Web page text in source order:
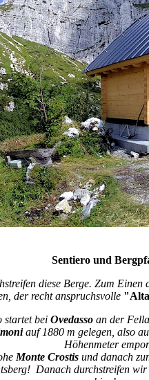
Sentiero und
diese Berge. Zum Einen
der recht anspruchsvolle
startet bei Ovedasso an der
auf 1880 m gelegen, also
Höhenmeter
Monte Crostisund danach
Danach durchstreifen wir